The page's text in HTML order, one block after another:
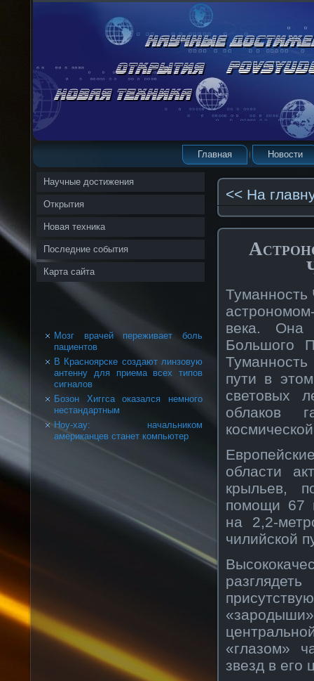
Главная Новости
Научные достижения
Открытия
Новая техника
Последние события
Карта сайта
Мозг врачей переживает боль
пациентов
В Красноярске создают линзовую
антенну для приема всех типов
сигналов
Бозон Хиггса оказался немного
нестандартным
Ноу-хау: начальником
американцев станет компьютер
<< На
Туманность
века. Она
Большого
пути в
световых
облаков
области
крыльев,
помощи 67
на 2,2-
чилийской
«глазом»
звезд в его